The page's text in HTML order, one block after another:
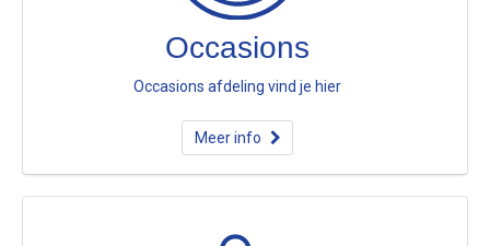
Occasions
Occasions afdeling vind je hier
Meer info